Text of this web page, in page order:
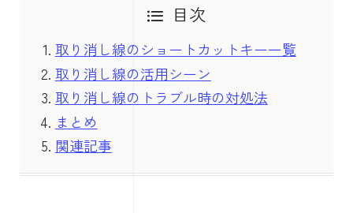
目次
取り消し線のショートカットキー一覧
取り消し線の活用シーン
取り消し線のトラブル時の対処法
まとめ
関連記事